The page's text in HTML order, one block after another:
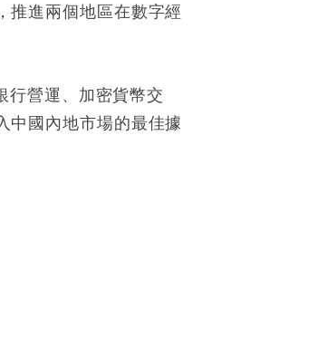
推進兩個地區在數字經
行營運、加密貨幣交
中國內地市場的最佳據